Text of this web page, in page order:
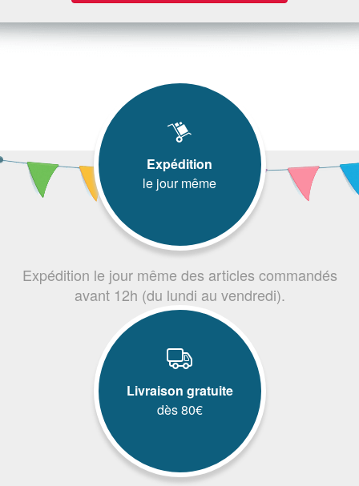
Expédition
le jour même
Expédition le jour même des articles commandés
avant 12h (du lundi au vendredi).
Livraison gratuite
dès 80€